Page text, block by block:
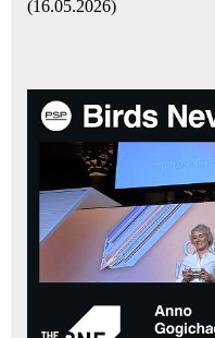
(16.05.2026)